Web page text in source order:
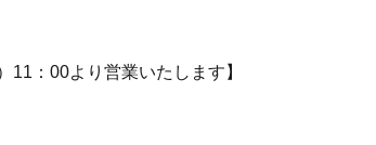
：00より営業いたします】